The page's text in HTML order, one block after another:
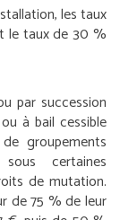
les taux
le taux de 30 %
par succession
à bail cessible
groupements
certaines
de mutation.
de 75 % de leur